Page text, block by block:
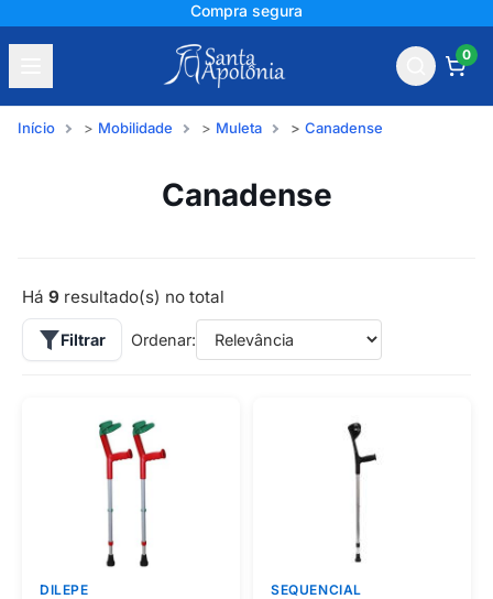
Compra segura
0
Início Mobilidade Muleta Canadense
Canadense
Há 9 resultado(s) no total
Filtrar Ordenar:
DILEPE
SEQUENCIAL